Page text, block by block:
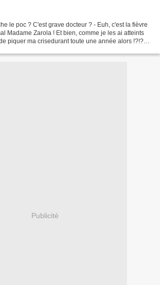
le poc ? C'est grave docteur ? - Euh, c'est la fièvre
Madame Zarola ! Et bien, comme je les ai atteints
piquer ma crisedurant toute une année alors !?!?
Publicité